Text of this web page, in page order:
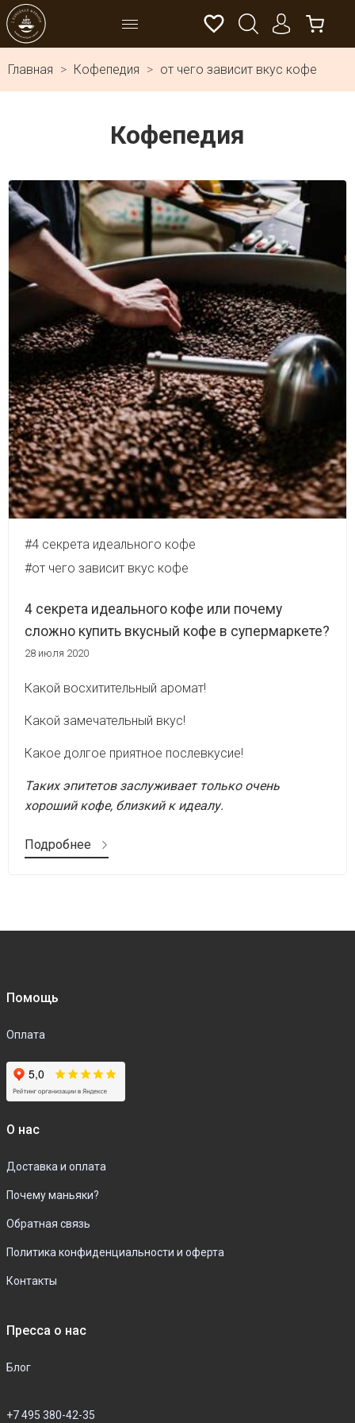
Главная Кофепедия от чего зависит вкус кофе
Кофепедия
#4 секрета идеального кофе
#от чего зависит вкус кофе
4 секрета идеального кофе или почему
сложно купить вкусный кофе в супермаркете?
28 июля 2020
Какой восхитительный аромат!
Какой замечательный вкус!
Какое долгое приятное послевкусие!
Таких эпитетов заслуживает только очень
хороший кофе, близкий к идеалу.
Подробнее
Помощь
Оплата
О нас
Доставка и оплата
Почему маньяки?
Обратная связь
Политика конфиденциальности и оферта
Контакты
Пресса о нас
Блог
+7 495 380-42-35